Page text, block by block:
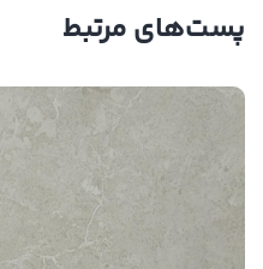
پست‌های مرتبط